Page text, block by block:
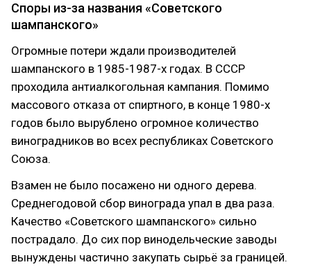
Споры из-за названия «Советского
шампанского»
Огромные потери ждали производителей
шампанского в 1985-1987-х годах. В СССР
проходила антиалкогольная кампания. Помимо
массового отказа от спиртного, в конце 1980-х
годов было вырублено огромное количество
виноградников во всех республиках Советского
Союза.
Взамен не было посажено ни одного дерева.
Среднегодовой сбор винограда упал в два раза.
Качество «Советского шампанского» сильно
пострадало. До сих пор винодельческие заводы
вынуждены частично закупать сырьё за границей.